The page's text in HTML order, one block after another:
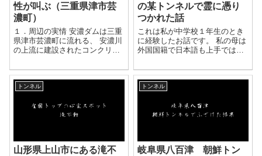
性が叫ぶ（三重県津市芸
濃町）
１．周辺の実情 安濃ダムは三重
県津市芸濃町に流れる、 安濃川
の上流に建設されたコンクリー
がた湖は錫杖湖（しゃくじょう
こ）と呼ばれています。 周辺に
は宿泊施設やキャンプ場、ふれ
の某トンネルで霊に憑り
つかれた話
これは私が中学校１年生のとき
に経験したお話です。 私の母は
外国国籍で日本語も上手ではあ
ていた母親は何故かその日、わ
たしをつれて一緒にあぜかりま
で出かけました。 夜中３時をま
トンネル
山形県上山市にある滝不
トンネル
岐阜県八百津 朝鮮トン